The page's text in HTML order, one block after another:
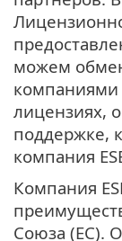
можем
лицензиях,
поддержке,
компания
Компания
Союза (ЕС).